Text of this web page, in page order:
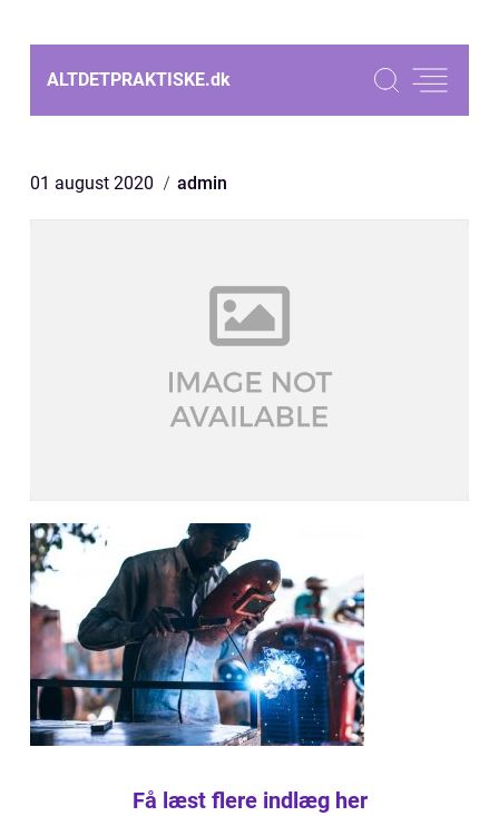
ALTDETPRAKTISKE.dk
01 august 2020 admin
Få læst flere indlæg her